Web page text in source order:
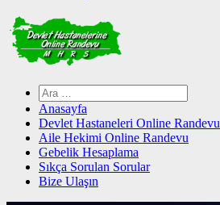
Arama:
Anasayfa
Devlet Hastaneleri Online Randevu
Aile Hekimi Online Randevu
Gebelik Hesaplama
Sıkça Sorulan Sorular
Bize Ulaşın